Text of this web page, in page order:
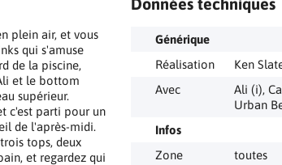
plein air, et vous
qui s'amuse
de la piscine,
et le bottom
supérieur.
c'est parti pour un
de l'après-midi.
tops, deux
et regardez qui
Générique
Réalisation
Ken
Avec
Ali (i),
Urban
Infos
Zone
toutes